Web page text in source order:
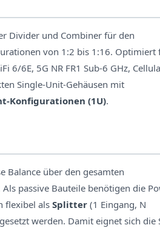
Divider und Combiner für den
von 1:2 bis 1:16. Optimiert
6/6E, 5G NR FR1 Sub-6 GHz,
Single-Unit-Gehäusen mit
Konfigurationen (1U).
Balance über den gesamten
passive Bauteile benötigen die
flexibel als Splitter (1 Eingang, N
werden. Damit eignet sich die